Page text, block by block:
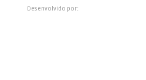
Desenvolvido por: